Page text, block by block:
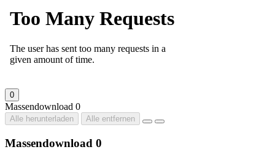
0
Massendownload 0
Alle herunterladen Alle entfernen
Massendownload 0